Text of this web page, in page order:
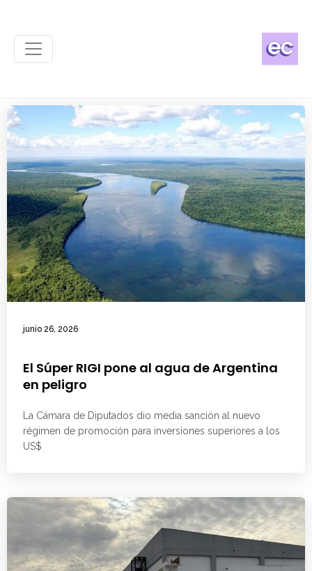
junio 26, 2026
El Súper RIGI pone al agua de Argentina
en peligro
La Cámara de Diputados dio media sanción al nuevo
régimen de promoción para inversiones superiores a los
US$